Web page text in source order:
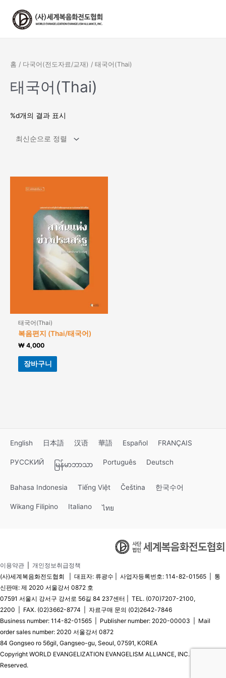
홈 / 다국어(전도자료/교재) / 태국어(Thai)
태국어(Thai)
%d개의 결과 표시
태국어(Thai)
복음편지 (Thai/태국어)
₩ 4,000
장바구니
English 日本語 汉语 華語 Español FRANÇAIS
РУССКИЙ မြန်မာဘာသာ Português Deutsch
Bahasa Indonesia Tiếng Việt Čeština 한국수어
Wikang Filipino Italiano ไทย
이용약관
개인정보취급정책
(사)세계복음화전도협회 | 대표자: 류광수 | 사업자등록번호: 114-82-01565 | 통
신판매: 제 2020 서울강서 0872 호
07591 서울시 강서구 강서로 56길 84 237센터 | TEL. (070)7207-2100,
2200 | FAX. (02)3662-8774 | 자료구매 문의 (02)2642-7846
Business number: 114-82-01565 | Publisher number: 2020-00003 | Mail
order sales number: 2020 서울강서 0872
84 Gongseo ro 56gil, Gangseo-gu, Seoul, 07591, KOREA
Copyright WORLD EVANGELIZATION EVANGELISM ALLIANCE, INC. © All Rights
Reserved.